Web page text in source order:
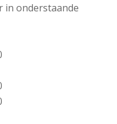
in onderstaande